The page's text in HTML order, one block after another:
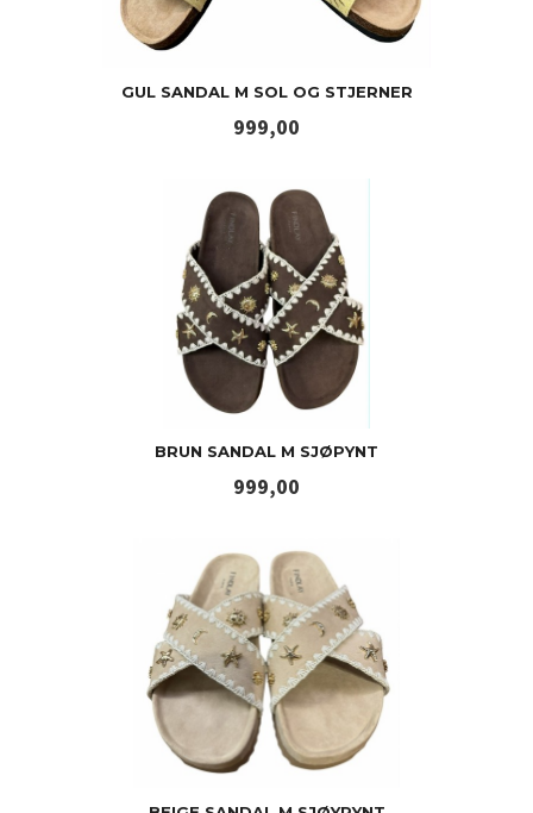
GUL SANDAL M SOL OG STJERNER
Pris
999,00
BRUN SANDAL M SJØPYNT
Pris
999,00